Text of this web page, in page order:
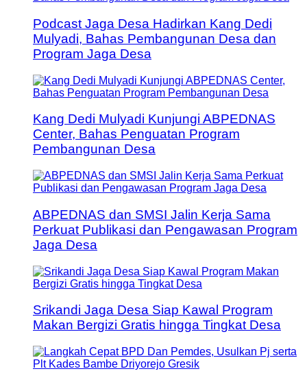
Podcast Jaga Desa Hadirkan Kang Dedi
Mulyadi, Bahas Pembangunan Desa dan
Program Jaga Desa
Kang Dedi Mulyadi Kunjungi ABPEDNAS
Center, Bahas Penguatan Program
Pembangunan Desa
ABPEDNAS dan SMSI Jalin Kerja Sama
Perkuat Publikasi dan Pengawasan Program
Jaga Desa
Srikandi Jaga Desa Siap Kawal Program
Makan Bergizi Gratis hingga Tingkat Desa